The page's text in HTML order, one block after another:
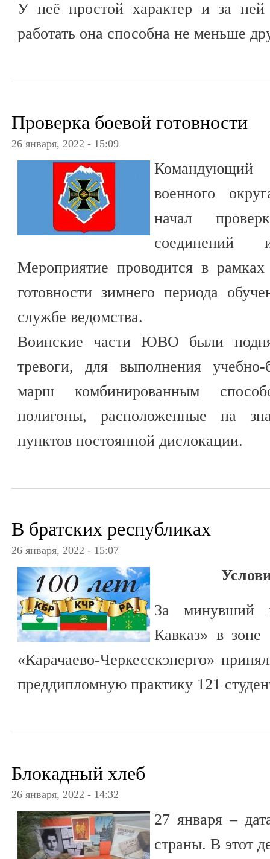
У неё простой характер и за
работать она способна не меньше
Проверка боевой готовности
26 января, 2022 - 15:09
военного
начал
соединений
Мероприятие проводится в
готовности зимнего периода
службе ведомства.
Воинские части ЮВО были
тревоги, для выполнения
марш комбинированным
полигоны, расположенные на
пунктов постоянной дислокации.
В братских республиках
26 января, 2022 - 15:07
За минувший
Кавказ» в зоне
«Карачаево-Черкесскэнерго»
преддипломную практику 121
Блокадный хлеб
26 января, 2022 - 14:32
27 января –
страны. В этот